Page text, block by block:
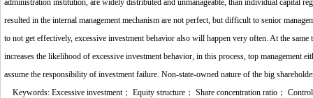
administration institution, are widely distributed and unmanageable, than individual capital
resulted in the internal management mechanism are not perfect, but difficult to senior
to not get effectively, excessive investment behavior also will happen very often. At the
increases the likelihood of excessive investment behavior, in this process, top management
assume the responsibility of investment failure. Non-state-owned nature of the big
Keywords: Excessive investment； Equity structure； Share concentration ratio；